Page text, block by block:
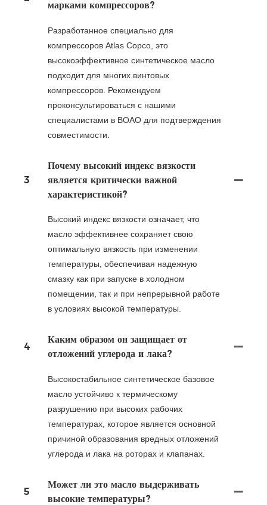
марками компрессоров?
Разработанное специально для
компрессоров Atlas Copco, это
высокоэффективное синтетическое масло
подходит для многих винтовых
компрессоров. Рекомендуем
проконсультироваться с нашими
специалистами в BOAO для подтверждения
совместимости.
3
Почему высокий индекс вязкости
является критически важной
характеристикой?
Высокий индекс вязкости означает, что
масло эффективнее сохраняет свою
оптимальную вязкость при изменении
температуры, обеспечивая надежную
смазку как при запуске в холодном
помещении, так и при непрерывной работе
в условиях высокой температуры.
4
Каким образом он защищает от
отложений углерода и лака?
Высокостабильное синтетическое базовое
масло устойчиво к термическому
разрушению при высоких рабочих
температурах, которое является основной
причиной образования вредных отложений
углерода и лака на роторах и клапанах.
5
Может ли это масло выдерживать
высокие температуры?